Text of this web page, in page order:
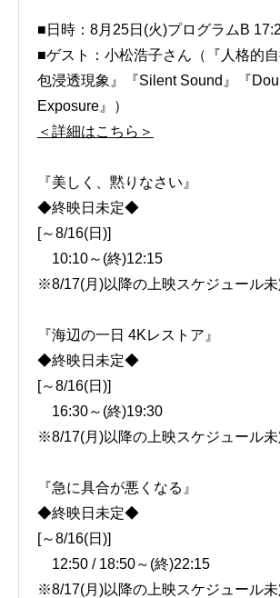
■日時：8月25日(火)プログラムB
■ゲスト：小松浩子さん（『人格的
包浸透現象』『Silent Sound』『
Exposure』）
＜詳細はこちら＞
『美しく、黙りなさい』
◆終映日未定◆
[～8/16(日)]
10:10～(終)12:15
※8/17(月)以降の上映スケジュール未
『海辺の一日 4Kレストア』
◆終映日未定◆
[～8/16(日)]
16:30～(終)19:30
※8/17(月)以降の上映スケジュール未
『急に具合が悪くなる』
◆終映日未定◆
[～8/16(日)]
12:50 / 18:50～(終)22:15
※8/17(月)以降の上映スケジュール未